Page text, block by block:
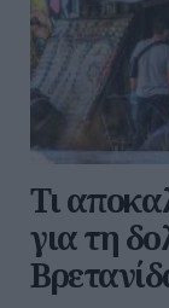
Τι
για τη